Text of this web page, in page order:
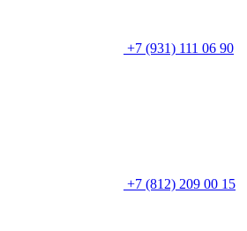
+7 (931) 111 06 90
+7 (812) 209 00 15